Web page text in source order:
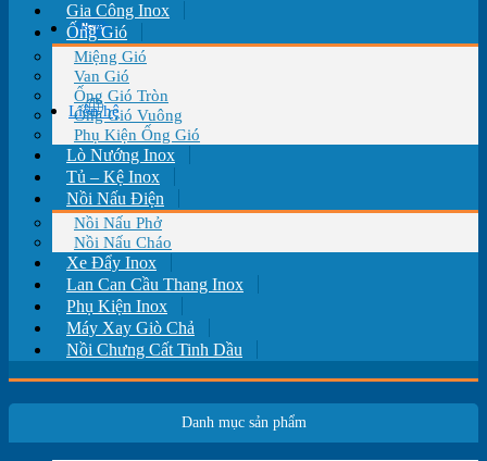
Tin tức
Liên hệ
Gia Công Inox
Ống Gió
Miệng Gió
Van Gió
Ống Gió Tròn
Ống Gió Vuông
Phụ Kiện Ống Gió
Lò Nướng Inox
Tủ – Kệ Inox
Nồi Nấu Điện
Nồi Nấu Phở
Nồi Nấu Cháo
Xe Đẩy Inox
Lan Can Cầu Thang Inox
Phụ Kiện Inox
Máy Xay Giò Chả
Nồi Chưng Cất Tinh Dầu
Danh mục sản phẩm